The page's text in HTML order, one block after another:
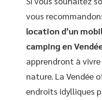
vous
location d’un
camping en
apprendront à
nature. La Vendée
endroits idylliques